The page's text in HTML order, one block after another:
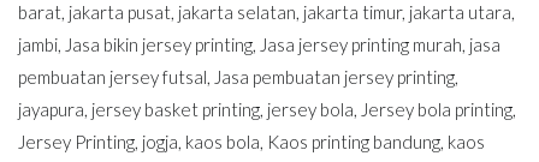
barat, jakarta pusat, jakarta selatan, jakarta timur, jakarta utara,
jambi, Jasa bikin jersey printing, Jasa jersey printing murah, jasa
pembuatan jersey futsal, Jasa pembuatan jersey printing,
jayapura, jersey basket printing, jersey bola, Jersey bola printing,
Jersey Printing, jogja, kaos bola, Kaos printing bandung, kaos